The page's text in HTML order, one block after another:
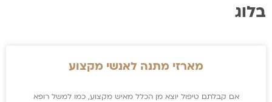
בלוג
מארזי מתנה לאנשי מקצוע
אם קבלתם טיפול יוצא מן הכלל מאיש מקצוע, כמו למשל רופא